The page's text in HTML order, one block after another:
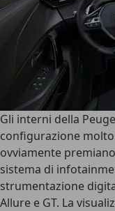
Gli interni della
configurazione
ovviamente
sistema di
strumentazione
Allure e GT. La